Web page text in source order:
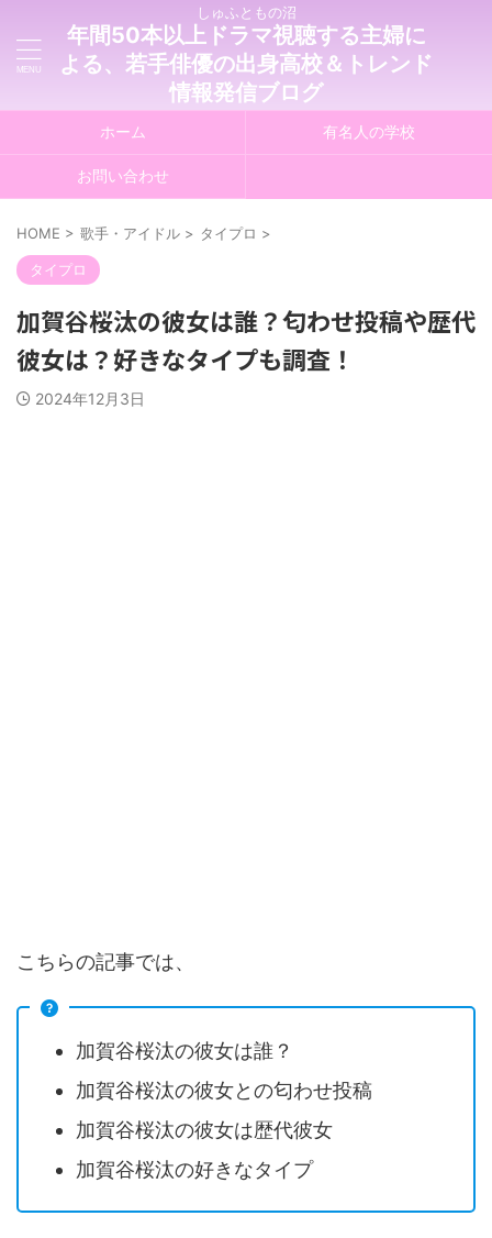
しゅふともの沼
年間50本以上ドラマ視聴する主婦に
よる、若手俳優の出身高校＆トレンド
情報発信ブログ
ホーム 有名人の学校
お問い合わせ
HOME > 歌手・アイドル > タイプロ >
タイプロ
加賀谷桜汰の彼女は誰？匂わせ投稿や歴代
彼女は？好きなタイプも調査！
2024年12月3日
こちらの記事では、
加賀谷桜汰の彼女は誰？
加賀谷桜汰の彼女との匂わせ投稿
加賀谷桜汰の彼女は歴代彼女
加賀谷桜汰の好きなタイプ